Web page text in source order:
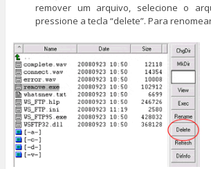
remover um arquivo, selecione o
pressione a tecla “delete”. Para